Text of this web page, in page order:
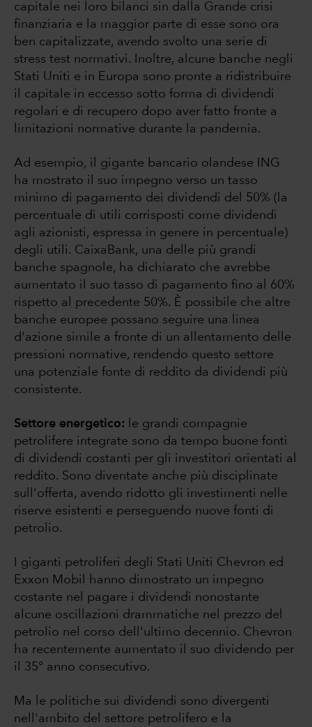
capitale nei loro bilanci sin dalla Grande crisi
finanziaria e la maggior parte di esse sono ora
ben capitalizzate, avendo svolto una serie di
stress test normativi. Inoltre, alcune banche negli
Stati Uniti e in Europa sono pronte a ridistribuire
il capitale in eccesso sotto forma di dividendi
regolari e di recupero dopo aver fatto fronte a
limitazioni normative durante la pandemia.
Ad esempio, il gigante bancario olandese ING
ha mostrato il suo impegno verso un tasso
minimo di pagamento dei dividendi del 50% (la
percentuale di utili corrisposti come dividendi
agli azionisti, espressa in genere in percentuale)
degli utili. CaixaBank, una delle più grandi
banche spagnole, ha dichiarato che avrebbe
aumentato il suo tasso di pagamento fino al 60%
rispetto al precedente 50%. È possibile che altre
banche europee possano seguire una linea
d'azione simile a fronte di un allentamento delle
pressioni normative, rendendo questo settore
una potenziale fonte di reddito da dividendi più
consistente.
Settore energetico: le grandi compagnie
petrolifere integrate sono da tempo buone fonti
di dividendi costanti per gli investitori orientati al
reddito. Sono diventate anche più disciplinate
sull'offerta, avendo ridotto gli investimenti nelle
riserve esistenti e perseguendo nuove fonti di
petrolio.
I giganti petroliferi degli Stati Uniti Chevron ed
Exxon Mobil hanno dimostrato un impegno
costante nel pagare i dividendi nonostante
alcune oscillazioni drammatiche nel prezzo del
petrolio nel corso dell'ultimo decennio. Chevron
ha recentemente aumentato il suo dividendo per
il 35° anno consecutivo.
Ma le politiche sui dividendi sono divergenti
nell'ambito del settore petrolifero e la